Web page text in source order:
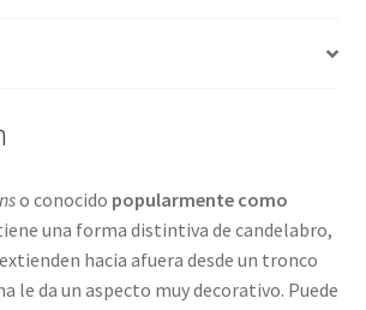
o conocido popularmente como
una forma distintiva de candelabro,
hacia afuera desde un tronco
le da un aspecto muy decorativo. Puede